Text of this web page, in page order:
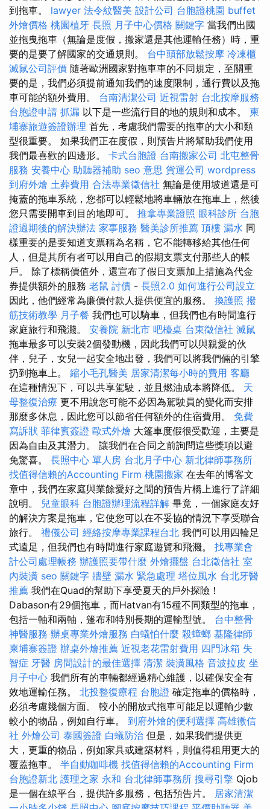
到拖車。 lawyer 法令紋醫美 設計公司 台胞證桃園 buffet
外燴價格 桃園植牙 長照 月子中心價格 關鍵字 當我們出國
並拖曳拖車（無論是度假，搬家還是其他運輸任務）時，重
要的是要了解國家的交通規則。 台中頭部放鬆按摩 冷凍櫃
滅鼠公司評價 隨著歐洲國家對拖車車的不同規定，至關重
要的是，我們必須提前通知我們的速度限制，通行費以及拖
車可能的額外費用。 台南清潔公司 近視雷射 台北按摩服務
台胞證申請 抓漏 以下是一些流行目的地的規則和成本。 柬
埔寨旅遊簽證辦理 首先，考慮我們需要的拖車的大小和類
型很重要。 如果我們正在度假，則預告片將幫助我們使用
我們最喜歡的四邊形。 卡式台胞證 台南搬家公司 北屯整骨
服務 安養中心 助聽器補助 seo 意思 貨運公司 wordpress
到府外燴 土葬費用 合法專業徵信社 無論是使用坡道還是可
掩蓋的拖車系統，您都可以輕鬆地將車輛放在拖車上，然後
您只需要開車到目的地即可。 推拿專業證照 眼科診所 台胞
證過期後的解決辦法 家事服務 醫美診所推薦 頂樓 漏水 同
樣重要的是要知道支票稱為名稱，它不能轉移給其他任何
人，但是其所有者可以用自己的假期支票支付那些人的帳
戶。 除了標稱價值外，還宣布了假日支票加上措施為代金
券提供額外的服務 老鼠 討債 - 長照2.0 如何進行公司設立
因此，他們經常為廉價付款人提供便宜的服務。 換護照 撥
筋技術教學 月子餐 我們也可以騎車，但我們也有時間進行
家庭旅行和飛濺。 安養院 新北市 吧檯桌 台東徵信社 滅鼠
拖車最多可以安裝2個發動機，因此我們可以與親愛的伙
伴，兒子，女兒一起安全地出發，我們可以將我們倆的引擎
扔到拖車上。 縮小毛孔醫美 居家清潔每小時的費用 客廳
在這種情況下，可以共享駕駛，並且燃油成本將降低。 天
母整復治療 更不用說您可能不必因為駕駛員的變化而安排
那麼多休息，因此您可以節省任何額外的住宿費用。 免費
寫訴狀 菲律賓簽證 歐式外燴 大篷車度假很受歡迎，主要是
因為自由及其潛力。 讓我們在合同之前詢問這些獎項以避
免驚喜。 長照中心 單人房 台北月子中心 新北律師事務所
找值得信賴的Accounting Firm 桃園搬家 在去年的博客文
章中，我們在家庭與業餘愛好之間的預告片橋上進行了詳細
說明。 兒童眼科 台胞證辦理流程詳解 畢竟，一個家庭友好
的解決方案是拖車，它使您可以在不妥協的情況下享受聯合
旅行。 禮儀公司 經絡按摩專業課程台北 我們可以用四輪足
式遠足，但我們也有時間進行家庭遊覽和飛濺。 找專業會
計公司處理帳務 辦護照要帶什麼 外燴擺盤 台北徵信社 室
內裝潢 seo 關鍵字 牆壁 漏水 緊急處理 塔位風水 台北牙醫
推薦 我們在Quad的幫助下享受夏天的戶外探險！
Dabason有29個拖車，而Hatvan有15種不同類型的拖車，
包括一軸和兩軸，篷布和特別長期的運輸型號。 台中整骨
神醫服務 辦桌專業外燴服務 白蟻怕什麼 殺蟑螂 基隆律師
柬埔寨簽證 辦桌外燴推薦 近視老花雷射費用 四門冰箱 失
智症 牙醫 房間設計的最佳選擇 清潔 裝潢風格 音波拉皮 坐
月子中心 我們所有的車輛都經過精心維護，以確保安全有
效地運輸任務。 北投整復療程 台胞證 確定拖車的價格時，
必須考慮幾個方面。 較小的開放式拖車可能足以運輸少數
較小的物品，例如自行車。 到府外燴的便利選擇 高雄徵信
社 外燴公司 泰國簽證 白蟻防治 但是，如果我們提供更
大，更重的物品，例如家具或建築材料，則值得租用更大的
覆蓋拖車。 半自動咖啡機 找值得信賴的Accounting Firm
台胞證新北 護理之家 永和 台北律師事務所 搜尋引擎 Qjob
是一個在線平台，提供許多服務，包括預告片。 居家清潔